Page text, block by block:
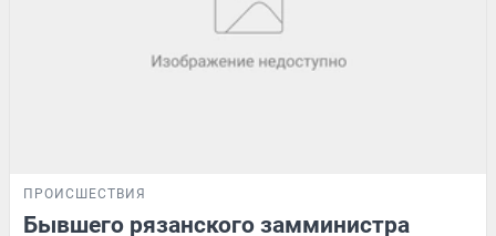
ПРОИСШЕСТВИЯ
Бывшего рязанского замминистра